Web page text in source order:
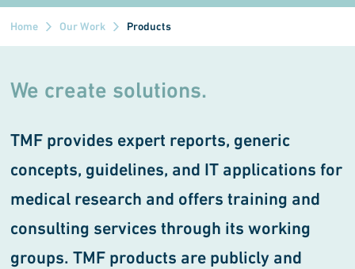
Home Our Work Products
We create solutions.
TMF provides expert reports, generic
concepts, guidelines, and IT applications for
medical research and offers training and
consulting services through its working
groups. TMF products are publicly and